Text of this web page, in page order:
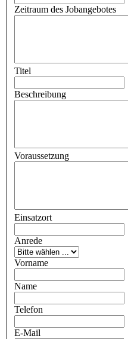
Zeitraum des Jobangebotes
Titel
Beschreibung
Voraussetzung
Einsatzort
Anrede
Vorname
Name
Telefon
E-Mail